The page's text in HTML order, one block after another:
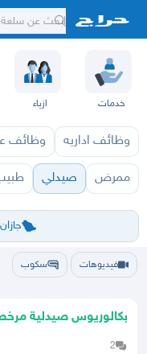
خدمات ازياء
وظائف اداريه وظائف
ممرض صيدلي
الرياض ينبع حفر
فيديوهات سكوب
بكالوريوس صيدلية
2